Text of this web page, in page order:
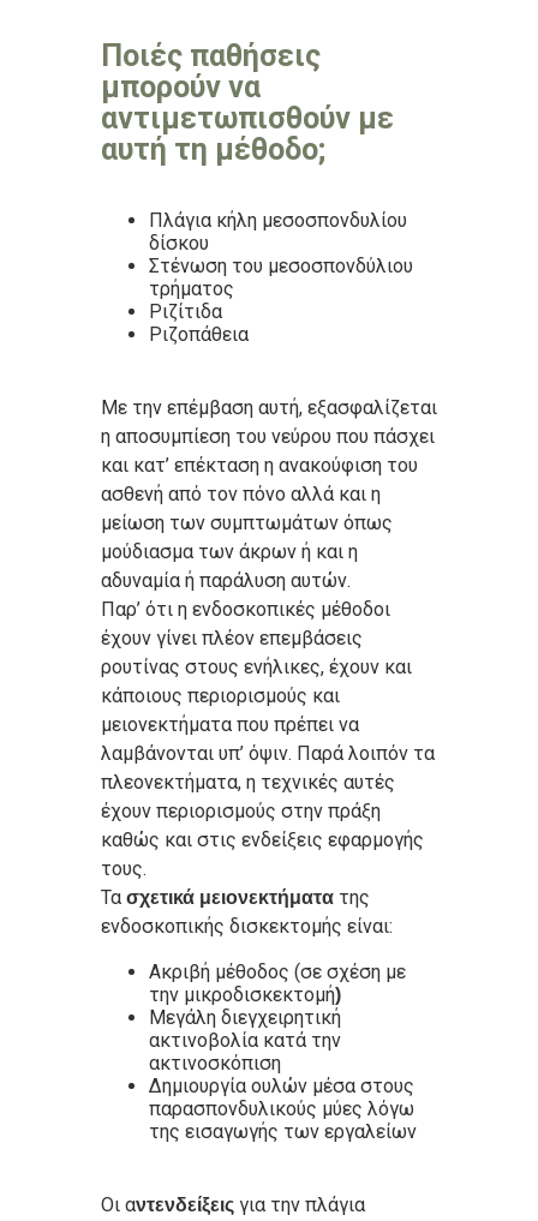
Ποιές παθήσεις
μπορούν να
αντιμετωπισθούν με
αυτή τη μέθοδο;
Πλάγια κήλη μεσοσπονδυλίου
δίσκου
Στένωση του μεσοσπονδύλιου
τρήματος
Ριζίτιδα
Ριζοπάθεια
Με την επέμβαση αυτή, εξασφαλίζεται
η αποσυμπίεση του νεύρου που πάσχει
και κατ’ επέκταση η ανακούφιση του
ασθενή από τον πόνο αλλά και η
μείωση των συμπτωμάτων όπως
μούδιασμα των άκρων ή και η
αδυναμία ή παράλυση αυτών.
Παρ’ ότι η ενδοσκοπικές μέθοδοι
έχουν γίνει πλέον επεμβάσεις
ρουτίνας στους ενήλικες, έχουν και
κάποιους περιορισμούς και
μειονεκτήματα που πρέπει να
λαμβάνονται υπ’ όψιν. Παρά λοιπόν τα
πλεονεκτήματα, η τεχνικές αυτές
έχουν περιορισμούς στην πράξη
καθώς και στις ενδείξεις εφαρμογής
τους.
Τα σχετικά μειονεκτήματα της
ενδοσκοπικής δισκεκτομής είναι:
Ακριβή μέθοδος (σε σχέση με
την μικροδισκεκτομή)
Μεγάλη διεγχειρητική
ακτινοβολία κατά την
ακτινοσκόπιση
Δημιουργία ουλών μέσα στους
παρασπονδυλικούς μύες λόγω
της εισαγωγής των εργαλείων
Οι αντενδείξεις για την πλάγια